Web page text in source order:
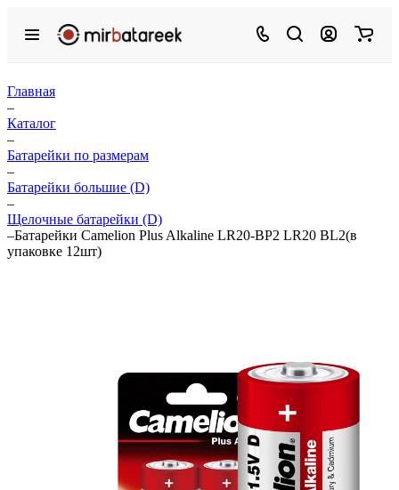
Главная
–
Каталог
–
Батарейки по размерам
–
Батарейки большие (D)
–
Щелочные батарейки (D)
–Батарейки Camelion Plus Alkaline LR20-BP2 LR20 BL2(в
упаковке 12шт)